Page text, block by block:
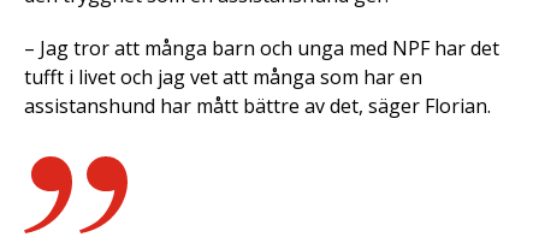
– Jag tror att många barn och unga med NPF har det
tufft i livet och jag vet att många som har en
assistanshund har mått bättre av det, säger Florian.